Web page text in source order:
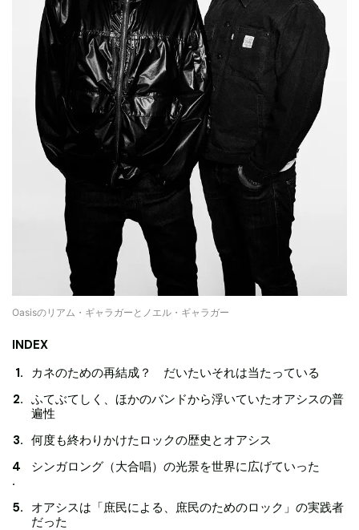
Oasisのリアム・ギャラガーとノエル・ギャラガー
INDEX
カネのための再結成？ だいたいそれは当たっている
ふてぶてしく、ほかのバンドから浮いていたオアシスの普
遍性
何度も終わりかけたロックの歴史とオアシス
シンガロング（大合唱）の光景を世界に広げていった
オアシスは「庶民による、庶民のためのロック」の実践者
だった